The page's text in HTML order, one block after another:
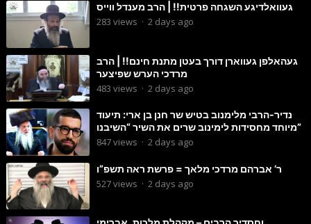
געוואלדיגע השגחה פרטית!! | הרב מענדל ווייס
283 views · 2 days ago
געהאלפן געווארן דורך בעטן מתנת חינם!! | הרב
מרדכי הערש שפיצער
483 views · 2 days ago
נדיר-הרבי מלימנוב בטיש שר חנן בן ארי: תיעוד
מיוחד מחסידות לימינוב שרים את השיר “השיבנו”
847views · 2 days ago
ר’ אברהם מרדכי מלאך = פרשת ראה תשפ”ו
527views · 2 days ago